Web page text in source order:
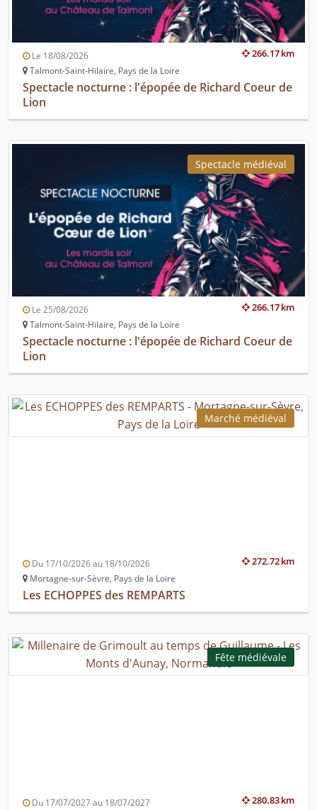
266.17 km
Le 18/08/2026
Talmont-Saint-Hilaire, Pays de la Loire
Spectacle nocturne : l'épopée de Richard Coeur de
Lion
Spectacle médiéval
266.17 km
Le 25/08/2026
Talmont-Saint-Hilaire, Pays de la Loire
Spectacle nocturne : l'épopée de Richard Coeur de
Lion
Marché médiéval
272.72 km
Du 17/10/2026 au 18/10/2026
Mortagne-sur-Sèvre, Pays de la Loire
Les ECHOPPES des REMPARTS
Fête médiévale
280.83 km
Du 17/07/2027 au 18/07/2027